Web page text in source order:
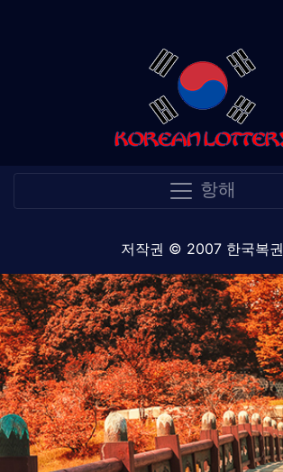
항해
저작권 © 2007 한국복권